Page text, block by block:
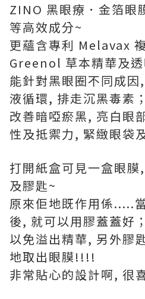
ZINO 黑眼療．金箔眼
等高效成分~
更蘊含專利 Melavax
Greenol 草本精華及
能針對黑眼圈不同成
液循環, 排走沉黑毒素；
改善暗啞瘀黑, 亮白眼
性及抵禦力, 緊緻眼袋
打開紙盒可見一盒眼
及膠匙~
原來佢地既作用係.....
後, 就可以用膠蓋蓋好；
以免溢出精華, 另外膠
地取出眼膜!!!!
非常貼心的設計啊, 很